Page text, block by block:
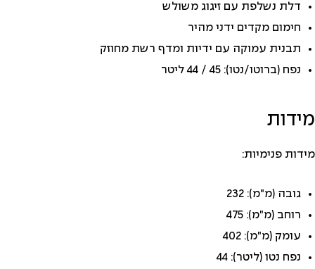
דלת נשלפת עם זיגוג משולש
חימום מקדים ידני מהיר
תבנית עמוקה עם ידיות ומדף רשת מחוזק
נפח (ברוטו/נטו): 45 / 44 ליטר
מידות
מידות פנימיות:
גובה (מ"מ): 232
רוחב (מ"מ): 475
עומק (מ"מ): 402
נפח נטו (ליטר): 44